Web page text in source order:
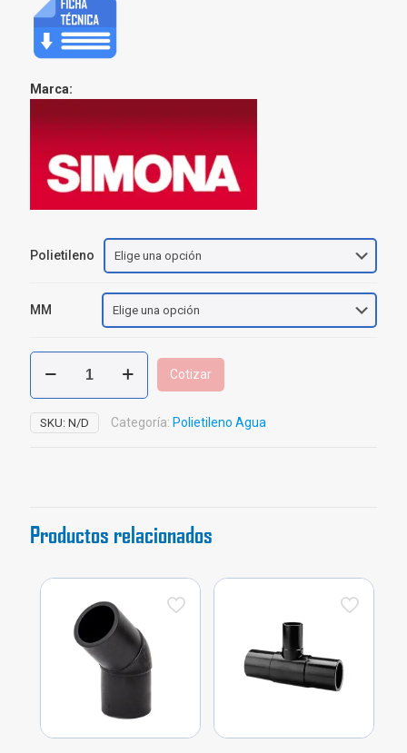
Marca:
Polietileno
MM
Codo
Polietileno
Agua
PE
100
Cotizar
SKU: N/D Categoría: Polietileno Agua
Productos relacionados